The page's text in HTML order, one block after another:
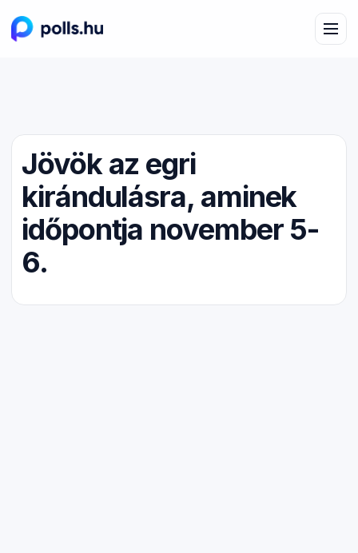
Jövök az egri
kirándulásra, aminek
időpontja november 5-
6.